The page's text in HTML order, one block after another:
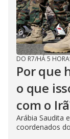
DO R7/HÁ 5
Por que
o que
com o
Arábia Saudita
coordenados